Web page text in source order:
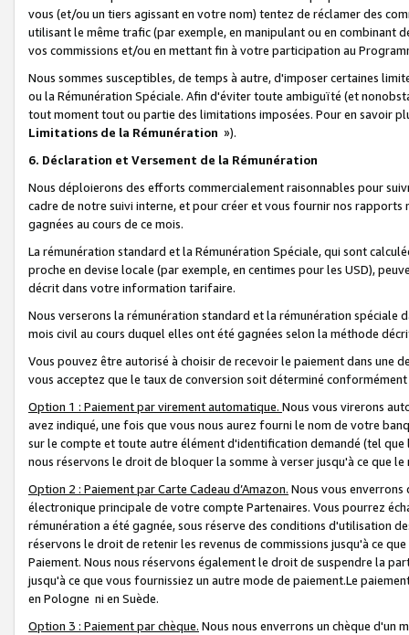
vous (et/ou un tiers agissant en votre nom) tentez de réclamer des
utilisant le même trafic (par exemple, en manipulant ou en combinant
vos commissions et/ou en mettant fin à votre participation au
Nous sommes susceptibles, de temps à autre, d'imposer certaines
ou la Rémunération Spéciale. Afin d'éviter toute ambiguïté (et
tout moment tout ou partie des limitations imposées. Pour en savoir
Limitations de la Rémunération »).
6. Déclaration et Versement de la Rémunération
Nous déploierons des efforts commercialement raisonnables pour
cadre de notre suivi interne, et pour créer et vous fournir nos
gagnées au cours de ce mois.
La rémunération standard et la Rémunération Spéciale, qui sont
proche en devise locale (par exemple, en centimes pour les USD),
décrit dans votre information tarifaire.
Nous verserons la rémunération standard et la rémunération spéciale
mois civil au cours duquel elles ont été gagnées selon la méthode
Vous pouvez être autorisé à choisir de recevoir le paiement dans une
vous acceptez que le taux de conversion soit déterminé
Option 1 : Paiement par virement automatique. Nous vous virerons
avez indiqué, une fois que vous nous aurez fourni le nom de votre
sur le compte et toute autre élément d'identification demandé (tel que
nous réservons le droit de bloquer la somme à verser jusqu'à ce que
Option 2 : Paiement par Carte Cadeau d’Amazon. Nous vous
électronique principale de votre compte Partenaires. Vous pourrez
rémunération a été gagnée, sous réserve des conditions d'utilisation
réservons le droit de retenir les revenus de commissions jusqu'à ce
Paiement. Nous nous réservons également le droit de suspendre la
jusqu'à ce que vous fournissiez un autre mode de paiement.Le
en Pologne ni en Suède.
Option 3 : Paiement par chèque. Nous nous enverrons un chèque d'un